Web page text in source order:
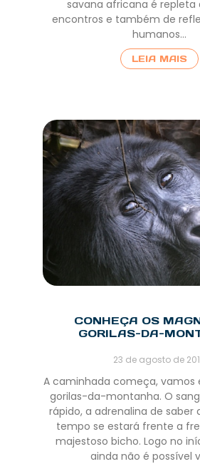
savana africana é repleta
encontros e também de
humanos…
LEIA MAIS
CONHEÇA OS
GORILAS-DA-
23 de agosto de
A caminhada começa, vamos
gorilas-da-montanha. O
rápido, a adrenalina de saber
tempo se estará frente a
majestoso bicho. Logo no
ainda não é possível